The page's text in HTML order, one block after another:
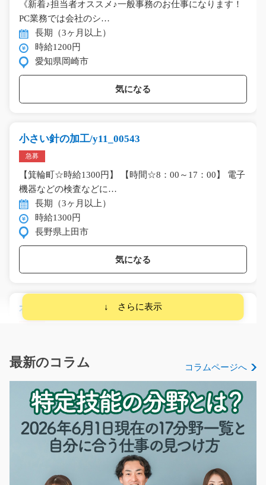
《新着♪担当者オススメ♪一般事務のお仕事になります！
PC業務では会社のシ…
長期（3ヶ月以上）
時給1200円
愛知県岡崎市
気になる
小さい針の加工/y11_00543
急募
【箕輪町☆時給1300円】 【時間☆8：00～17：00】 電子
機器などの検査などに…
長期（3ヶ月以上）
時給1300円
長野県上田市
気になる
衣類の箱詰めと仕上げ検品のお仕事/y08_01084
ん工場内で衣類の仕上…
時給1000円～
福岡県北九州市小倉北区
気になる
発信専門のコールセンターでのお仕事/y03_00763
最新のコラム コラムページへ